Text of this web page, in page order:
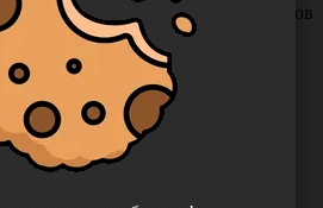
0 отзывов
11 шт.
0 шт.